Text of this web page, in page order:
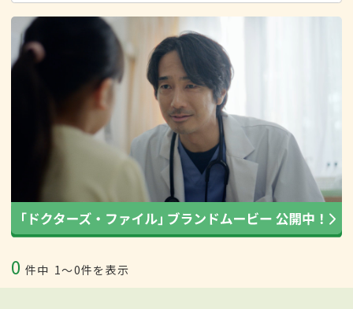
0 件中 1〜0件を表示